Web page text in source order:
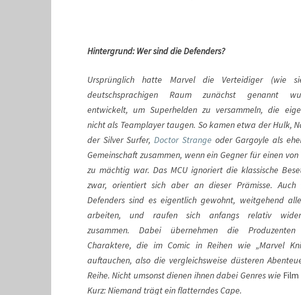
Hintergrund: Wer sind die Defenders?
Ursprünglich hatte Marvel die Verteidiger (wie
deutschsprachigen Raum zunächst genannt
entwickelt, um Superhelden zu versammeln, die
nicht als Teamplayer taugen. So kamen etwa der Hulk,
der Silver Surfer,Doctor Strange oder Gargoyle als
Gemeinschaft zusammen, wenn ein Gegner für einen von
zu mächtig war. Das MCU ignoriert die klassische
zwar, orientiert sich aber an dieser Prämisse. Auch
Defenders sind es eigentlich gewohnt, weitgehend
arbeiten, und raufen sich anfangs relativ
zusammen. Dabei übernehmen die
Charaktere, die im Comic in Reihen wie „Marvel
auftauchen, also die vergleichsweise düsteren
Reihe. Nicht umsonst dienen ihnen dabei Genres wie
Kurz: Niemand trägt ein flatterndes Cape.